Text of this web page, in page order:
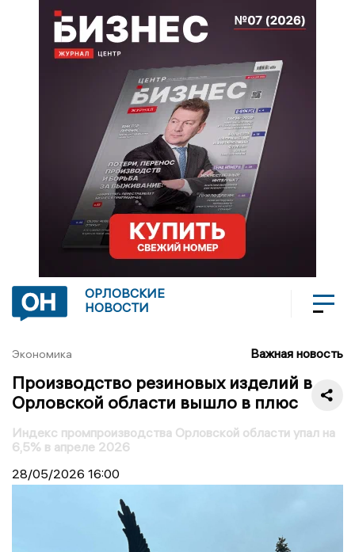
ОРЛОВСКИЕ
НОВОСТИ
Экономика Важная новость
Производство резиновых изделий в
Орловской области вышло в плюс
Индекс промпроизводства Орловской области упал на
6,5% в апреле 2026
28/05/2026 16:00